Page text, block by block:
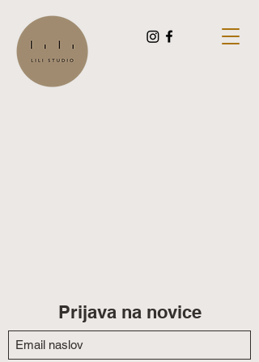
Prijava na novice